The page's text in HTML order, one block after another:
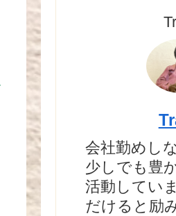
会社勤めし
少しでも豊
活動してい
だけると励